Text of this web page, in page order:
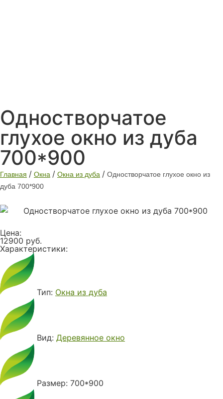
Одностворчатое
глухое окно из дуба
700*900
Главная / Окна / Окна из дуба / Одностворчатое глухое окно из
дуба 700*900
Цена:
12900 руб.
Характеристики:
Тип: Окна из дуба
Вид: Деревянное окно
Размер: 700*900